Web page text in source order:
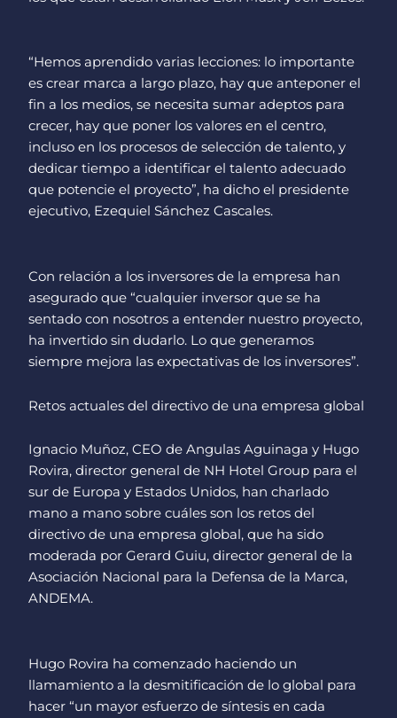
“Hemos aprendido varias lecciones: lo importante
es crear marca a largo plazo, hay que anteponer el
fin a los medios, se necesita sumar adeptos para
crecer, hay que poner los valores en el centro,
incluso en los procesos de selección de talento, y
dedicar tiempo a identificar el talento adecuado
que potencie el proyecto”, ha dicho el presidente
ejecutivo, Ezequiel Sánchez Cascales.
Con relación a los inversores de la empresa han
asegurado que “cualquier inversor que se ha
sentado con nosotros a entender nuestro proyecto,
ha invertido sin dudarlo. Lo que generamos
siempre mejora las expectativas de los inversores”.
Retos actuales del directivo de una empresa global
Ignacio Muñoz, CEO de Angulas Aguinaga y Hugo
Rovira, director general de NH Hotel Group para el
sur de Europa y Estados Unidos, han charlado
mano a mano sobre cuáles son los retos del
directivo de una empresa global, que ha sido
moderada por Gerard Guiu, director general de la
Asociación Nacional para la Defensa de la Marca,
ANDEMA.
Hugo Rovira ha comenzado haciendo un
llamamiento a la desmitificación de lo global para
hacer “un mayor esfuerzo de síntesis en cada